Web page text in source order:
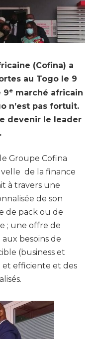
(Cofina) a
au Togo le 9
9e marché africain
n’est pas fortuit.
devenir le leader
Groupe Cofina
de la finance
à travers une
de son
de pack ou de
; une offre de
besoins de
(business et
et efficiente et des